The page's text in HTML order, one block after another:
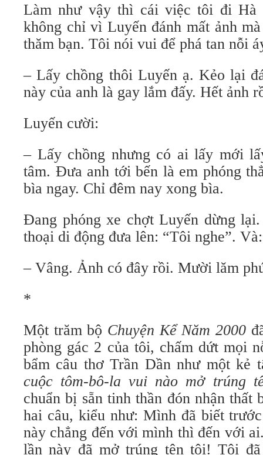
Làm như vậy thì cái việc tôi đi Hà
không chỉ vì Luyến đánh mất ảnh
thăm bạn. Tôi nói vui để phá tan nỗi
– Lấy chồng thôi Luyến ạ. Kẻo lại
này của anh là gay lắm đấy. Hết ảnh
Luyến cười:
– Lấy chồng nhưng có ai lấy mới
tâm. Đưa anh tới bến là em phóng
bìa ngay. Chỉ đêm nay xong bìa.
Đang phóng xe chợt Luyến dừng
thoại di động đưa lên: “Tôi nghe”. Và:
– Vâng. Ảnh có đây rồi. Mười lăm
*
Một trăm bộ Chuyện Kể Năm 2000
phòng gác 2 của tôi, chấm dứt mọi
bẩm câu thơ Trần Dần như một kẻ
cuộc tôm-bô-la vui nào mở trúng
chuẩn bị sẵn tinh thần đón nhận
hai câu, kiểu như: Mình đã biết
này chẳng đến với mình thì đến với
lần này đã mở trúng tên tôi! Tôi